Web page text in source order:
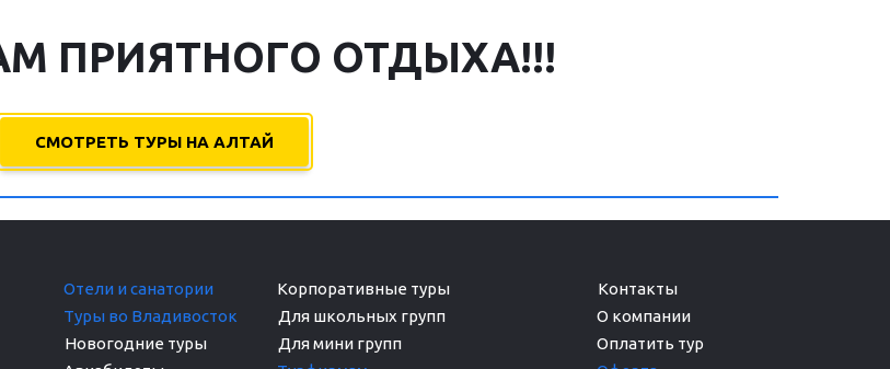
ПРИЯТНОГО ОТДЫХА!!!
СМОТРЕТЬ ТУРЫ НА АЛТАЙ
Отели и санатории
Туры во Владивосток
Новогодние туры
Корпоративные туры
Для школьных групп
Для мини групп
Контакты
О компании
Оплатить тур